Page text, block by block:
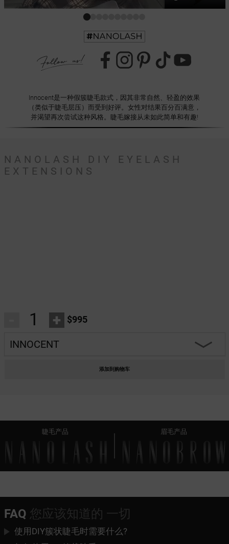
Innocent是一种假簇睫毛款式，因其非常自然、轻盈的效果
（类似于睫毛层压）而受到好评。女性对结果百分百满意，
并渴望再次尝试这种风格。睫毛嫁接从未如此简单和有趣!
NANOLASH DIY EYELASH
EXTENSIONS
+ $995
INNOCENT
FANTASY
FLIRTY
添加到购物车
睫毛产品 眉毛产品
FAQ 您应该知道的 一切
使用DIY簇状睫毛时需要什么?